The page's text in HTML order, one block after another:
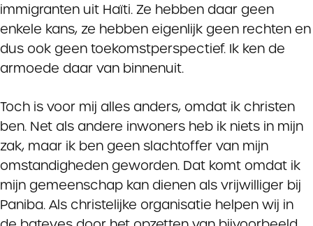
immigranten uit Haïti. Ze hebben daar geen
enkele kans, ze hebben eigenlijk geen rechten en
dus ook geen toekomstperspectief. Ik ken de
armoede daar van binnenuit.
Toch is voor mij alles anders, omdat ik christen
ben. Net als andere inwoners heb ik niets in mijn
zak, maar ik ben geen slachtoffer van mijn
omstandigheden geworden. Dat komt omdat ik
mijn gemeenschap kan dienen als vrijwilliger bij
Paniba. Als christelijke organisatie helpen wij in